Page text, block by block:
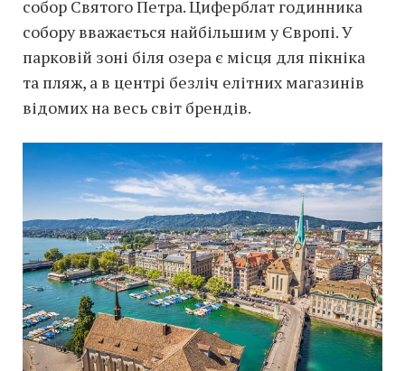
собор Святого Петра. Циферблат годинника
собору вважається найбільшим у Європі. У
парковій зоні біля озера є місця для пікніка
та пляж, а в центрі безліч елітних магазинів
відомих на весь світ брендів.